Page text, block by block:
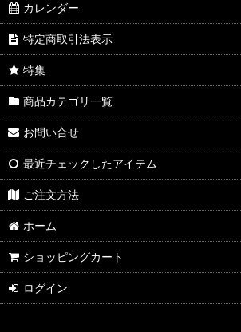
絞り込む
B♭クラリネット
E♭クラリネット
バスクラリネット
アルトサックス
テナーサックス
バリトンサックス
カレンダー
特定商取引法表示
特集
商品カテゴリ一覧
お問い合せ
最近チェックしたアイテム
ご注文方法
ホーム
ショッピングカート
ログイン